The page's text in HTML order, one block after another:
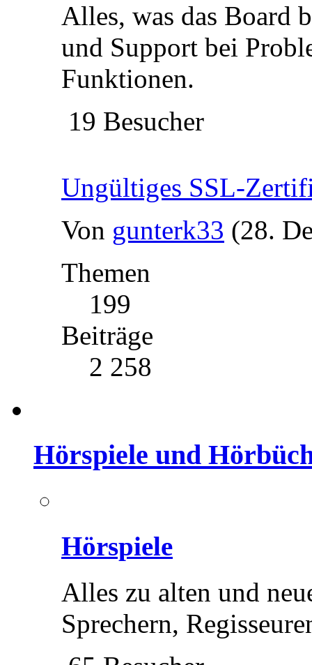
Alles, was das Board
und Support bei
Funktionen.
19 Besucher
Ungültiges SSL-
Von gunterk33 (28.
Themen
199
Beiträge
2 258
Hörspiele und
Hörspiele
Alles zu alten und
Sprechern,